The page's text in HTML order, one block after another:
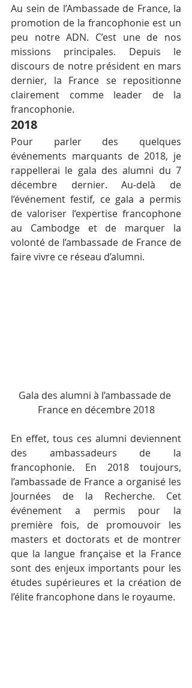
Au sein de l’Ambassade de France, la
promotion de la francophonie est un
peu notre ADN. C’est une de nos
missions principales. Depuis le
discours de notre président en mars
dernier, la France se repositionne
clairement comme leader de la
francophonie.
2018
Pour parler des quelques
événements marquants de 2018, je
rappellerai le gala des alumni du 7
décembre dernier. Au-delà de
l’événement festif, ce gala a permis
de valoriser l’expertise francophone
au Cambodge et de marquer la
volonté de l’ambassade de France de
faire vivre ce réseau d’alumni.
Gala des alumni à l’ambassade de
France en décembre 2018
En effet, tous ces alumni deviennent
des ambassadeurs de la
francophonie. En 2018 toujours,
l’ambassade de France a organisé les
Journées de la Recherche. Cet
événement a permis pour la
première fois, de promouvoir les
masters et doctorats et de montrer
que la langue française et la France
sont des enjeux importants pour les
études supérieures et la création de
l’élite francophone dans le royaume.